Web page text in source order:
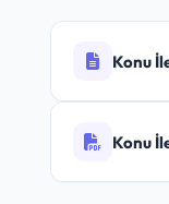
Konu
Konu